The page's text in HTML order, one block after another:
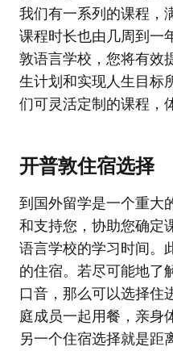
我们有一系列的课程，
课程时长也由几周到一
敦语言学校，您将有效
生计划和实现人生目标
们可灵活定制的课程，
开普敦住宿选择
到国外留学是一个重大
和支持您，协助您确定
语言学校的学习时间。
的住宿。若尽可能地了
口音，那么可以选择住
庭成员一起用餐，亲身
另一个住宿选择就是距